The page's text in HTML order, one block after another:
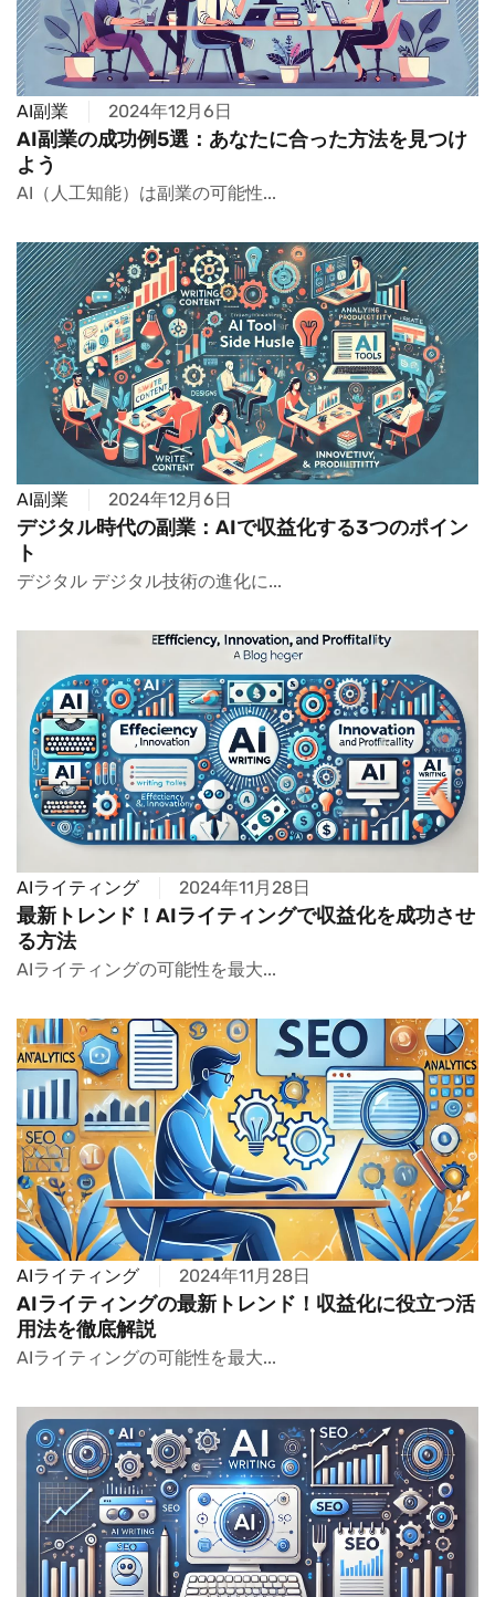
AI副業 2024年12月6日
AI副業の成功例5選：あなたに合った方法を見つけ
よう
AI（人工知能）は副業の可能性...
AI副業 2024年12月6日
デジタル時代の副業：AIで収益化する3つのポイン
ト
デジタル デジタル技術の進化に...
AIライティング 2024年11月28日
最新トレンド！AIライティングで収益化を成功させ
る方法
AIライティングの可能性を最大...
AIライティング 2024年11月28日
AIライティングの最新トレンド！収益化に役立つ活
用法を徹底解説
AIライティングの可能性を最大...